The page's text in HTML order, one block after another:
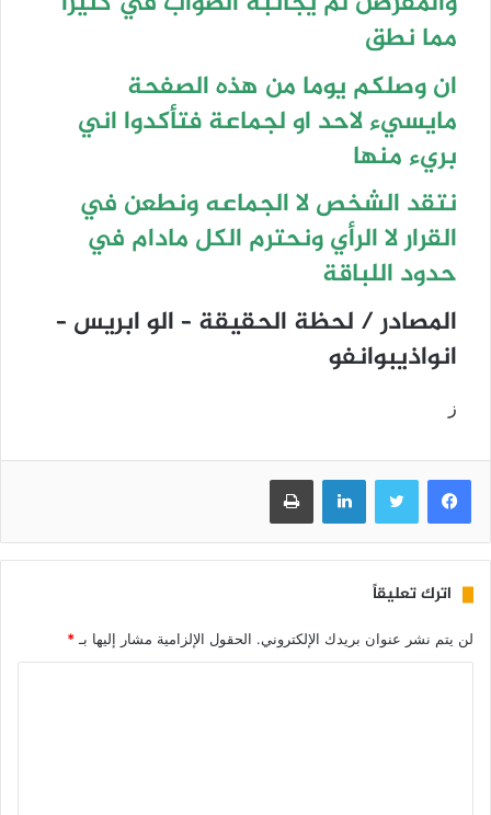
مما نطق
ان وصلكم يوما من هذه الصفحة
مايسيء لاحد او لجماعة فتأكدوا اني
بريء منها
نتقد الشخص لا الجماعه ونطعن في
القرار لا الرأي ونحترم الكل مادام في
حدود اللباقة
المصادر / لحظة الحقيقة – الو ابريس –
انواذيبوانفو
ز
فيسبوك تويتر لينكدإن طباعة
اترك تعليقاً
لن يتم نشر عنوان بريدك الإلكتروني. الحقول الإلزامية مشار إليها بـ*